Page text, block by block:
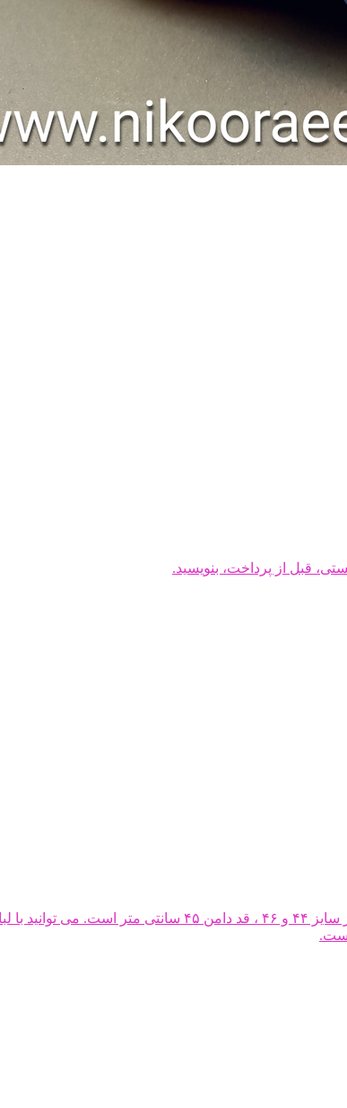
قبل از پرداخت، بنویسید.
دامن توری کوتاه فانتزی بدن نما با قد دامن در حدود ۴۰ سانتی